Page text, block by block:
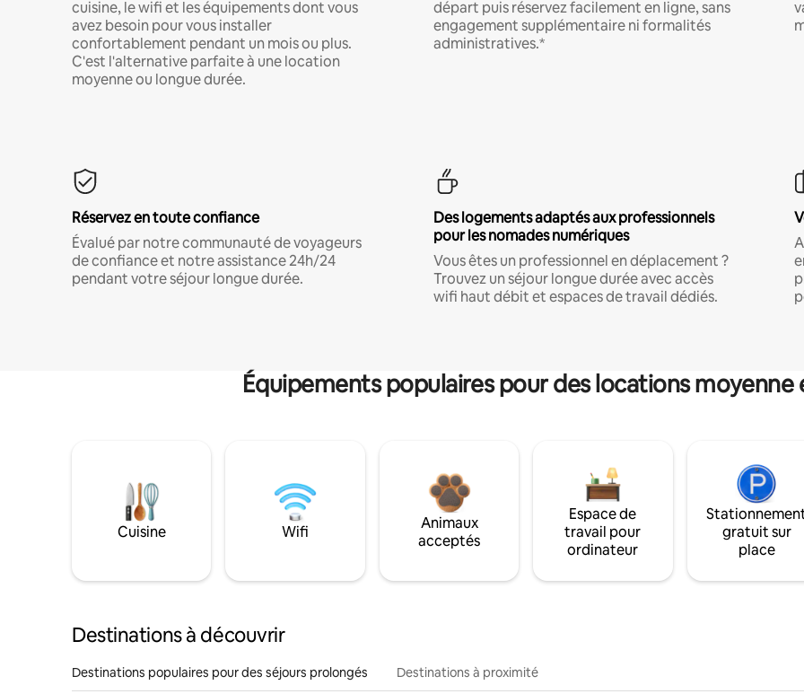
cuisine, le wifi et les équipements dont vous
avez besoin pour vous installer
confortablement pendant un mois ou plus.
C'est l'alternative parfaite à une location
moyenne ou longue durée.
départ puis réservez facilement en ligne, sans
engagement supplémentaire ni formalités
administratives.*
Réservez en toute confiance
Évalué par notre communauté de voyageurs
de confiance et notre assistance 24h/24
pendant votre séjour longue durée.
Des logements adaptés aux professionnels
pour les nomades numériques
Vous êtes un professionnel en déplacement ?
Trouvez un séjour longue durée avec accès
wifi haut débit et espaces de travail dédiés.
Équipements populaires pour des locations
Cuisine Wifi
Animaux
acceptés
Espace de
travail pour
ordinateur
gratuit sur
place
Destinations à découvrir
Destinations populaires pour des séjours prolongés Destinations à proximité